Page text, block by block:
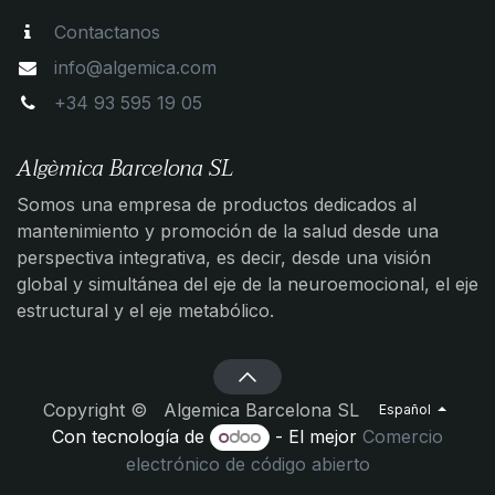
Contactanos
info@algemica.com
+34 93 595 19 05
Algèmica Barcelona SL
Somos una empresa de productos dedicados al
mantenimiento y promoción de la salud desde una
perspectiva integrativa, es decir, desde una visión
global y simultánea del eje de la neuroemocional, el eje
estructural y el eje metabólico.
Copyright © Algemica Barcelona SL Español
Con tecnología de - El mejorComercio
electrónico de código abierto